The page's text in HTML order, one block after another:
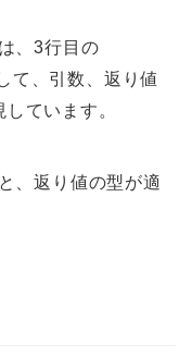
、3行目の
て、引数、返り値
ています。
、返り値の型が適